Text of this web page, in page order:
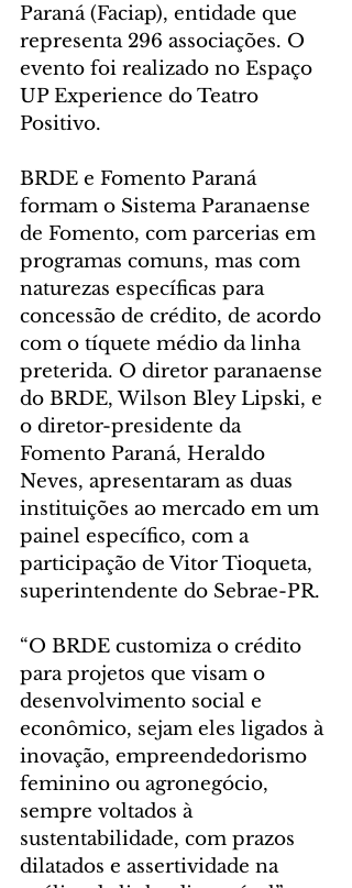
Paraná (Faciap), entidade que
representa 296 associações. O
evento foi realizado no Espaço
UP Experience do Teatro
Positivo.
BRDE e Fomento Paraná
formam o Sistema Paranaense
de Fomento, com parcerias em
programas comuns, mas com
naturezas específicas para
concessão de crédito, de acordo
com o tíquete médio da linha
preterida. O diretor paranaense
do BRDE, Wilson Bley Lipski, e
o diretor-presidente da
Fomento Paraná, Heraldo
Neves, apresentaram as duas
instituições ao mercado em um
painel específico, com a
participação de Vitor Tioqueta,
superintendente do Sebrae-PR.
“O BRDE customiza o crédito
para projetos que visam o
desenvolvimento social e
econômico, sejam eles ligados à
inovação, empreendedorismo
feminino ou agronegócio,
sempre voltados à
sustentabilidade, com prazos
dilatados e assertividade na